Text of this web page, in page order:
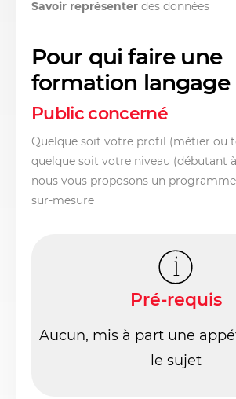
Savoir représenter des données
Pré-requis
Aucun, mis à part une
le sujet
Pour qui faire une
formation langage
Public concerné
Quelque soit votre profil (métier ou
quelque soit votre niveau (débutant
nous vous proposons un
sur-mesure